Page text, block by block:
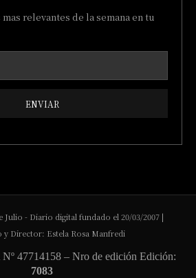
relevantes de la semana en tu
ENVIAR
Julio - Diario digital fundado el 20/03/2007 |
y Director: Estela Rosa Manfredi
47714158 – Nro de edición Edición:
7083